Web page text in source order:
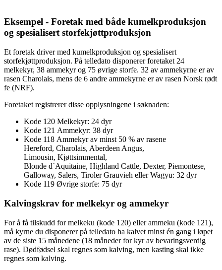
Eksempel - Foretak med både kumelkproduksjon
og spesialisert storfekjøttproduksjon
Et foretak driver med kumelkproduksjon og spesialisert
storfekjøttproduksjon. På telledato disponerer foretaket 24
melkekyr, 38 ammekyr og 75 øvrige storfe. 32 av ammekyrne er av
rasen Charolais, mens de 6 andre ammekyrne er av rasen Norsk rødt
fe (NRF).
Foretaket registrerer disse opplysningene i søknaden:
Kode 120 Melkekyr: 24 dyr
Kode 121 Ammekyr: 38 dyr
Kode 118 Ammekyr av minst 50 % av rasene
Hereford, Charolais, Aberdeen Angus,
Limousin, Kjøttsimmental,
Blonde d`Aquitaine, Highland Cattle, Dexter, Piemontese,
Galloway, Salers, Tiroler Grauvieh eller Wagyu: 32 dyr
Kode 119 Øvrige storfe: 75 dyr
Kalvingskrav for melkekyr og ammekyr
For å få tilskudd for melkeku (kode 120) eller ammeku (kode 121),
må kyrne du disponerer på telledato ha kalvet minst én gang i løpet
av de siste 15 månedene (18 måneder for kyr av bevaringsverdig
rase). Dødfødsel skal regnes som kalving, men kasting skal ikke
regnes som kalving.